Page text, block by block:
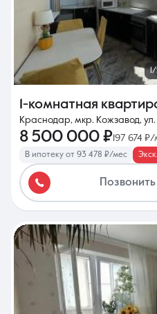
1-комнатная
Краснодар, мкр. Кожзавод, ул.
8 500 000 ₽197 674 ₽/
В ипотеку от 93 478 ₽/мес
Позвонить